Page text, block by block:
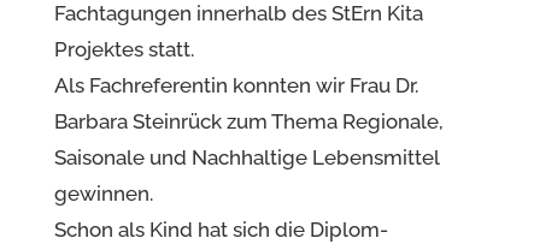
Fachtagungen innerhalb des StErn Kita
Projektes statt.
Als Fachreferentin konnten wir Frau Dr.
Barbara Steinrück zum Thema Regionale,
Saisonale und Nachhaltige Lebensmittel
gewinnen.
Schon als Kind hat sich die Diplom-